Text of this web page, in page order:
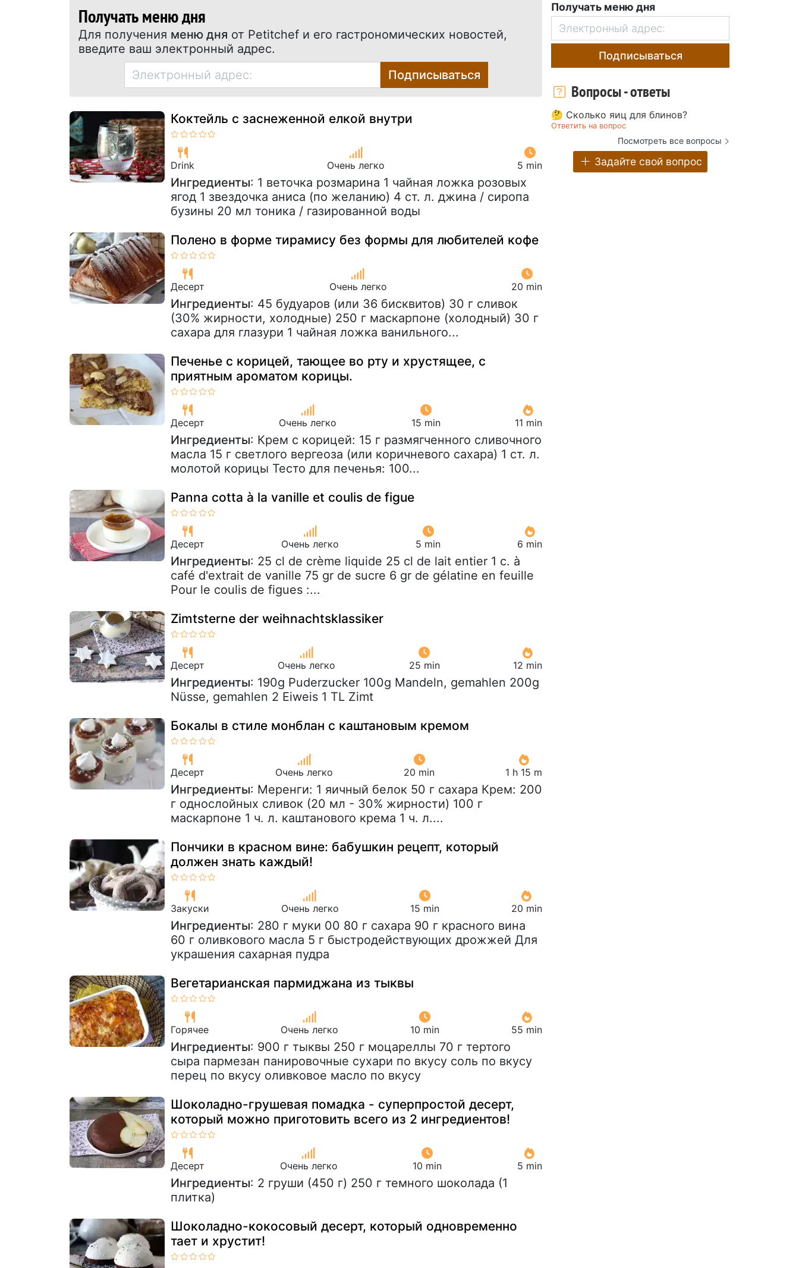
Получать меню дня
Для получения меню дня от Petitchef и его гастрономических новостей,
введите ваш электронный адрес.
Подписываться
Коктейль с заснеженной елкой внутри
Drink Очень легко 5 min
Ингредиенты: 1 веточка розмарина 1 чайная ложка розовых
ягод 1 звездочка аниса (по желанию) 4 ст. л. джина / сиропа
бузины 20 мл тоника / газированной воды
Полено в форме тирамису без формы для любителей кофе
Десерт Очень легко 20 min
Ингредиенты: 45 будуаров (или 36 бисквитов) 30 г сливок
(30% жирности, холодные) 250 г маскарпоне (холодный) 30 г
сахара для глазури 1 чайная ложка ванильного...
Печенье с корицей, тающее во рту и хрустящее, с
приятным ароматом корицы.
Десерт Очень легко 15 min 11 min
Ингредиенты: Крем с корицей: 15 г размягченного сливочного
масла 15 г светлого вергеоза (или коричневого сахара) 1 ст. л.
молотой корицы Тесто для печенья: 100...
Panna cotta à la vanille et coulis de figue
Десерт Очень легко 5 min 6 min
Ингредиенты: 25 cl de crème liquide 25 cl de lait entier 1 c. à
café d'extrait de vanille 75 gr de sucre 6 gr de gélatine en feuille
Pour le coulis de figues :...
Zimtsterne der weihnachtsklassiker
Десерт Очень легко 25 min 12 min
Ингредиенты: 190g Puderzucker 100g Mandeln, gemahlen 200g
Nüsse, gemahlen 2 Eiweis 1 TL Zimt
Бокалы в стиле монблан с каштановым кремом
Десерт Очень легко 20 min 1 h 15 m
Ингредиенты: Меренги: 1 яичный белок 50 г сахара Крем: 200
г однослойных сливок (20 мл - 30% жирности) 100 г
маскарпоне 1 ч. л. каштанового крема 1 ч. л....
Пончики в красном вине: бабушкин рецепт, который
должен знать каждый!
Закуски Очень легко 15 min 20 min
Ингредиенты: 280 г муки 00 80 г сахара 90 г красного вина
60 г оливкового масла 5 г быстродействующих дрожжей Для
украшения сахарная пудра
Вегетарианская пармиджана из тыквы
Горячее Очень легко 10 min 55 min
Ингредиенты: 900 г тыквы 250 г моцареллы 70 г тертого
сыра пармезан панировочные сухари по вкусу соль по вкусу
перец по вкусу оливковое масло по вкусу
Шоколадно-грушевая помадка - суперпростой десерт,
который можно приготовить всего из 2 ингредиентов!
Десерт Очень легко 10 min 5 min
Ингредиенты: 2 груши (450 г) 250 г темного шоколада (1
плитка)
Шоколадно-кокосовый десерт, который одновременно
тает и хрустит!
Получать меню дня
Подписываться
Вопросы - ответы
🤔 Сколько яиц для блинов?
Ответить на вопрос
Посмотреть все вопросы
Задайте свой вопрос